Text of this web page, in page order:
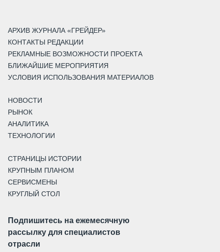
АРХИВ ЖУРНАЛА «ГРЕЙДЕР»
КОНТАКТЫ РЕДАКЦИИ
РЕКЛАМНЫЕ ВОЗМОЖНОСТИ ПРОЕКТА
БЛИЖАЙШИЕ МЕРОПРИЯТИЯ
УСЛОВИЯ ИСПОЛЬЗОВАНИЯ МАТЕРИАЛОВ
НОВОСТИ
РЫНОК
АНАЛИТИКА
ТЕХНОЛОГИИ
СТРАНИЦЫ ИСТОРИИ
КРУПНЫМ ПЛАНОМ
СЕРВИСМЕНЫ
КРУГЛЫЙ СТОЛ
Подпишитесь на ежемесячную
рассылку для специалистов
отрасли